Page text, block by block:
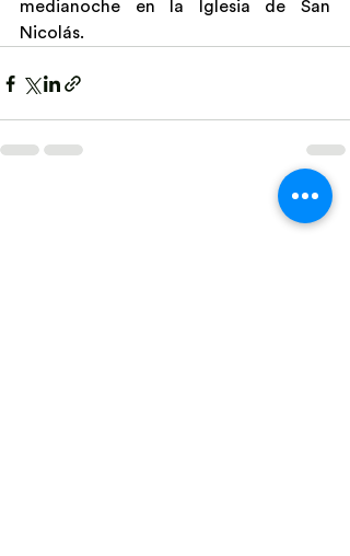
medianoche en la Iglesia de San
Nicolás.